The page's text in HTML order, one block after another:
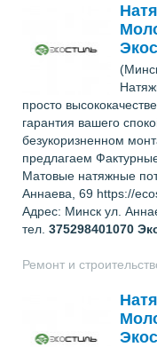
просто
гарантия вашего
безукоризненном
предлагаем
Матовые натяжные
Аннаева, 69 https://
Адрес: Минск ул.
тел. 375298401070
Ремонт и